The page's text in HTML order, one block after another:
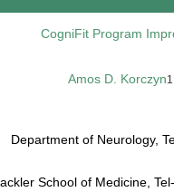
CogniFit Program
Amos D. Korczyn
1. Department of Neurology,
Sackler School of Medicine,